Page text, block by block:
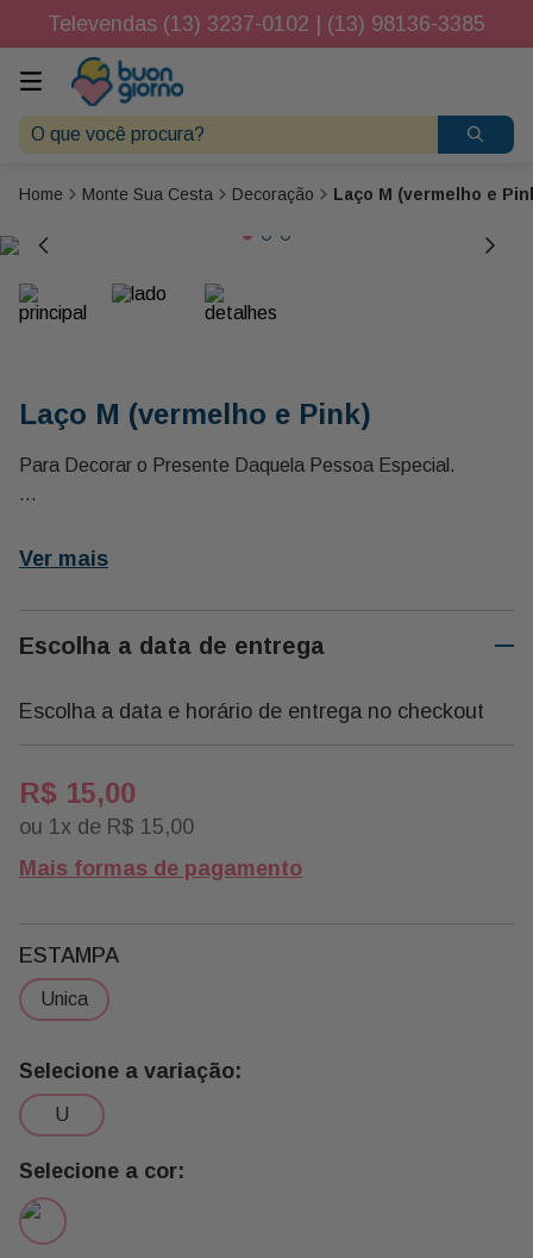
Televendas (13) 3237-0102 | (13) 98136-3385
O que você procura?
Monte Sua Cesta Decoração Laço M (vermelho e
Laço M (vermelho e Pink)
Para Decorar o Presente Daquela Pessoa Especial.
Ver mais
Escolha a data de entrega
Escolha a data e horário de entrega no checkout
R$ 15,00
ou 1 x de R$ 15,00
Mais formas de pagamento
u
ESTAMPA
unica